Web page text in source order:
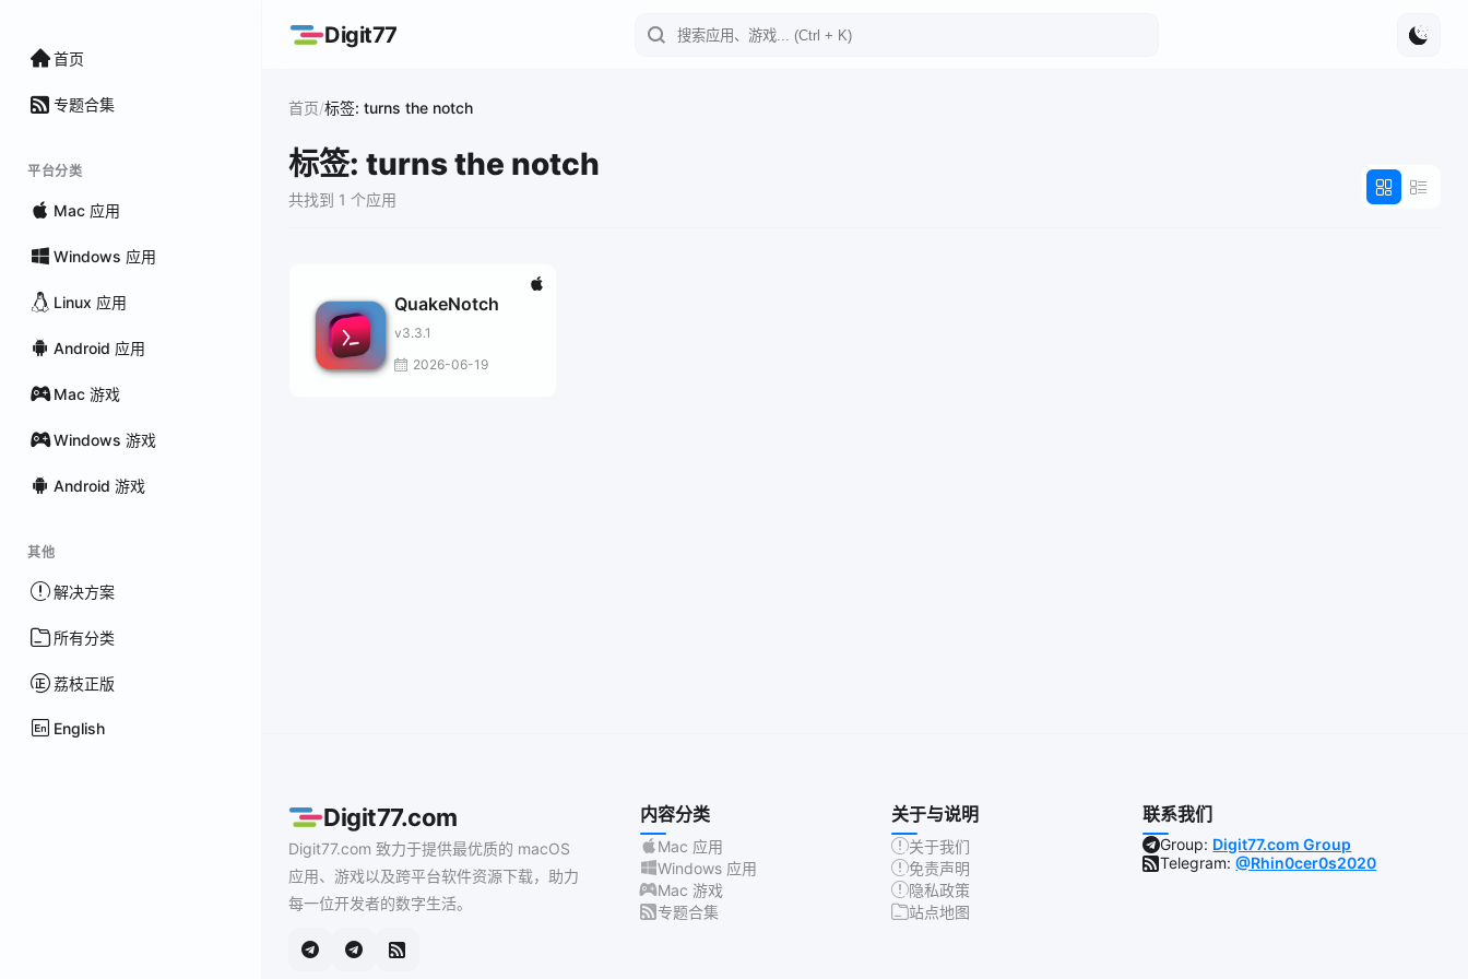
首页
专题合集
平台分类
Mac 应用
Windows 应用
Linux 应用
Android 应用
Mac 游戏
Windows 游戏
Android 游戏
其他
解决方案
所有分类
荔枝正版
English
Digit77
首页/标签: turns the notch
标签: turns the notch
共找到 1 个应用
QuakeNotch
v3.3.1
2026-06-19
Digit77.com
Digit77.com 致力于提供最优质的 macOS
应用、游戏以及跨平台软件资源下载，助力
每一位开发者的数字生活。
内容分类
Mac 应用
Windows 应用
Mac 游戏
专题合集
关于与说明
关于我们
免责声明
隐私政策
站点地图
联系我们
Group: Digit77.com Group
Telegram:@Rhin0cer0s2020